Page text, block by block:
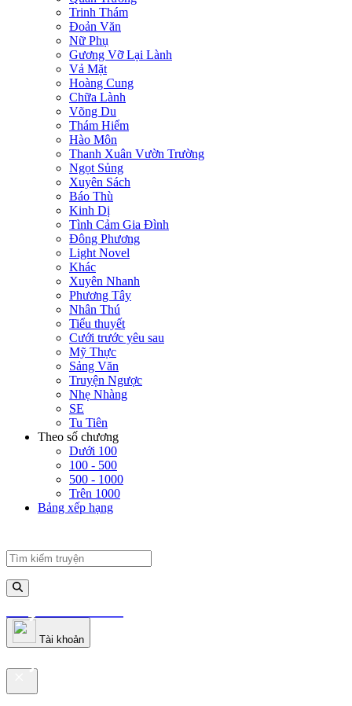
Trinh Thám
Đoản Văn
Nữ Phụ
Gương Vỡ Lại Lành
Vả Mặt
Hoàng Cung
Chữa Lành
Võng Du
Thám Hiểm
Hào Môn
Thanh Xuân Vườn Trường
Ngọt Sủng
Xuyên Sách
Báo Thù
Kinh Dị
Tình Cảm Gia Đình
Đông Phương
Light Novel
Khác
Xuyên Nhanh
Phương Tây
Nhân Thú
Tiểu thuyết
Cưới trước yêu sau
Mỹ Thực
Sảng Văn
Truyện Ngược
Nhẹ Nhàng
SE
Tu Tiên
Theo số chương
Dưới 100
100 - 500
500 - 1000
Trên 1000
Bảng xếp hạng
truyenfullz.com
Tài khoản
truyenfullz.com